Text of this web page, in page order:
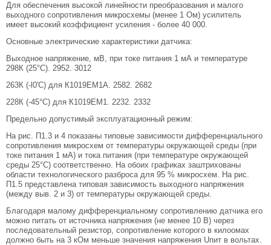
Для обеспечения высокой линейности преобразования и малого
выходного сопротивления микросхемы (менее 1 Ом) усилитель
имеет высокий коэффициент усиления - более 40 000.
Основные электрические характеристики датчика:
Выходное напряжение, мВ, при токе питания 1 мА и температуре
298К (25°С). 2952. 3012
263К (-l0'C) для К1019ЕМ1А. 2582. 2682
228К (-45°С) для К1019ЕМ1. 2232. 2332
Предельно допустимый эксплуатационный режим:
На рис. П1.3 и 4 показаны типовые зависимости дифференциального
сопротивления микросхем от температуры окружающей среды (при
токе питания 1 мА) и тока питания (при температуре окружающей
среды 25°С) соответственно. На обоих графиках заштрихованы
области технологического разброса для 95 % микросхем. На рис.
П1.5 представлена типовая зависимость выходного напряжения
(между выв. 2 и 3) от температуры окружающей среды.
Благодаря малому дифференциальному сопротивлению датчика его
можно питать от источника напряжения (не менее 10 В) через
последовательный резистор, сопротивление которого в килоомах
должно быть на 3 кОм меньше значения напряжения Uпит в вольтах.